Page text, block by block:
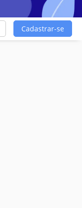
Cadastrar-se